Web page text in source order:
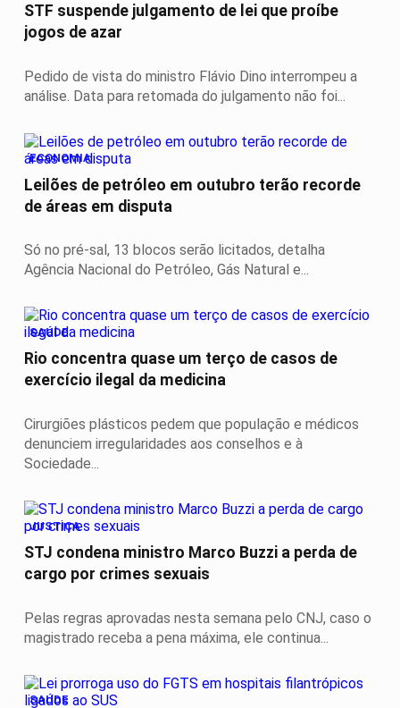
STF suspende julgamento de lei que proíbe
jogos de azar
Pedido de vista do ministro Flávio Dino interrompeu a
análise. Data para retomada do julgamento não foi...
ECONOMIA
Leilões de petróleo em outubro terão recorde
de áreas em disputa
Só no pré-sal, 13 blocos serão licitados, detalha
Agência Nacional do Petróleo, Gás Natural e...
SAÚDE
Rio concentra quase um terço de casos de
exercício ilegal da medicina
Cirurgiões plásticos pedem que população e médicos
denunciem irregularidades aos conselhos e à
Sociedade...
JUSTIÇA
STJ condena ministro Marco Buzzi a perda de
cargo por crimes sexuais
Pelas regras aprovadas nesta semana pelo CNJ, caso o
magistrado receba a pena máxima, ele continua...
SAÚDE